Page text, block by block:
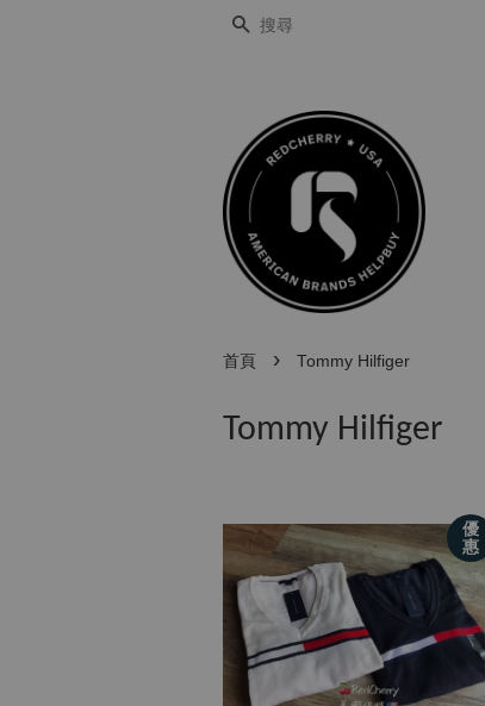
搜尋
首頁 › Tommy Hilfiger
Tommy Hilfiger
優
惠